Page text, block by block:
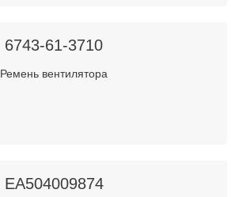
6743-61-3710
Ремень вентилятора
EA504009874